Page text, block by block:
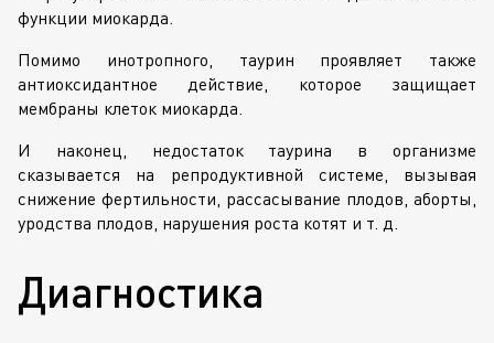
функции миокарда.
Помимо инотропного, таурин проявляет также
антиоксидантное действие, которое защищает
мембраны клеток миокарда.
И наконец, недостаток таурина в организме
сказывается на репродуктивной системе, вызывая
снижение фертильности, рассасывание плодов, аборты,
уродства плодов, нарушения роста котят и т. д.
Диагностика